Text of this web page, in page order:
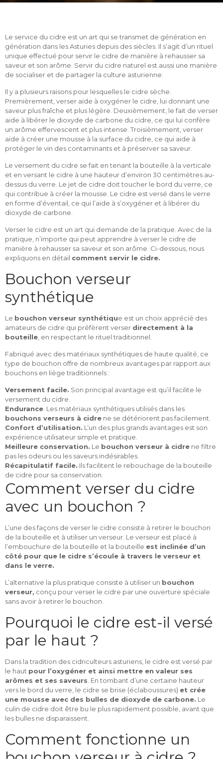
Le service du cidre est un art qui se transmet de génération en
génération dans les Asturies depuis des siècles. Il s’agit d’un rituel
unique effectué pour servir le cidre de manière à rehausser sa
saveur et son arôme. Servir du cidre naturel est aussi une manière
de socialiser et de partager la culture asturienne.
Il y a plusieurs raisons pour lesquelles le cidre sèche.
Premièrement, verser aide à oxygéner le cidre, lui donnant une
saveur plus fraîche et plus légère. Deuxièmement, le fait de verser
aide à libérer le dioxyde de carbone du cidre, ce qui lui confère
un arôme effervescent et plus intense. Troisièmement, verser
aide à créer une mousse à la surface du cidre, ce qui aide à
protéger le vin des contaminants et à préserver sa saveur.
Le versement du cidre se fait en tenant la bouteille à la verticale
et en versant le cidre à une hauteur d’environ 30 centimètres au-
dessus du verre. Le jet de cidre doit toucher le bord du verre, ce
qui contribue à créer la mousse. Le cidre est versé dans le verre
en forme d’éventail, ce qui l’aide à s’oxygéner et à libérer du
dioxyde de carbone.
Verser le cidre est un art qui demande de la pratique. Avec de la
pratique, n’importe qui peut apprendre à verser le cidre de
manière à rehausser sa saveur et son arôme. Ci-dessous, nous
expliquons en détail comment servir le cidre.
Bouchon verseur
synthétique
Le bouchon verseur synthétique est un choix apprécié des
amateurs de cidre qui préfèrent verser directement à la
bouteille , en respectant le rituel traditionnel.
Fabriqué avec des matériaux synthétiques de haute qualité, ce
type de bouchon offre de nombreux avantages par rapport aux
bouchons en liège traditionnels :
Versement facile. Son principal avantage est qu’il facilite le
versement du cidre.
Endurance . Les matériaux synthétiques utilisés dans les
bouchons verseurs à cidre ne se détériorent pas facilement.
Confort d’utilisation. L’un des plus grands avantages est son
expérience utilisateur simple et pratique.
Meilleure conservation. Le bouchon verseur à cidre ne filtre
pas les odeurs ou les saveurs indésirables.
Récapitulatif facile. Ils facilitent le rebouchage de la bouteille
de cidre pour sa conservation.
Comment verser du cidre
avec un bouchon ?
L’une des façons de verser le cidre consiste à retirer le bouchon
de la bouteille et à utiliser un verseur. Le verseur est placé à
l’embouchure de la bouteille et la bouteille est inclinée d’un
côté pour que le cidre s’écoule à travers le verseur et
dans le verre.
L’alternative la plus pratique consiste à utiliser un bouchon
verseur, conçu pour verser le cidre par une ouverture spéciale
sans avoir à retirer le bouchon.
Pourquoi le cidre est-il versé
par le haut ?
Dans la tradition des cidriculteurs asturiens, le cidre est versé par
le haut pour l’oxygéner et ainsi mettre en valeur ses
arômes et ses saveurs . En tombant d’une certaine hauteur
vers le bord du verre, le cidre se brise (éclaboussures) et crée
une mousse avec des bulles de dioxyde de carbone. Le
culin de cidre doit être bu le plus rapidement possible, avant que
les bulles ne disparaissent.
Comment fonctionne un